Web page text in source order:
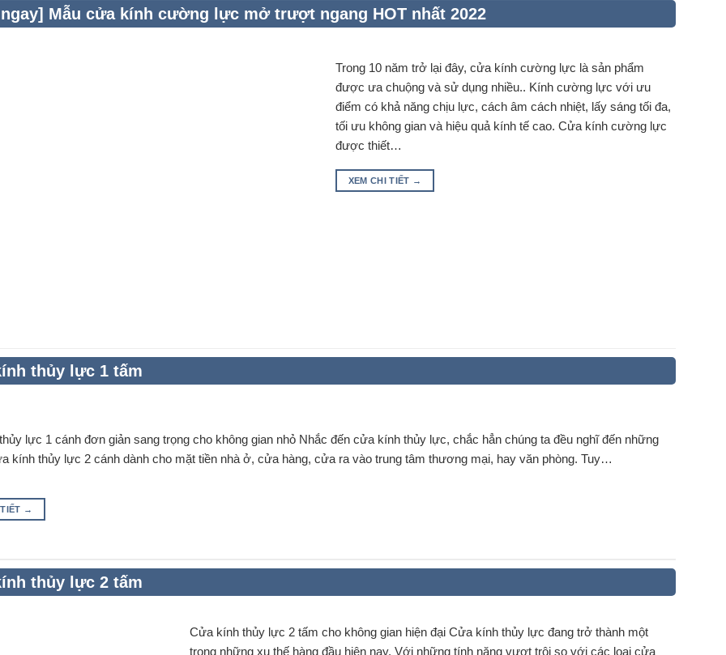
Mẫu cửa kính cường lực mở trượt ngang HOT nhất 2022
Trong 10 năm trở lại đây, cửa kính cường lực là sản phẩm
được ưa chuộng và sử dụng nhiều.. Kính cường lực với ưu
điểm có khả năng chịu lực, cách âm cách nhiệt, lấy sáng tối đa,
tối ưu không gian và hiệu quả kính tế cao. Cửa kính cường lực
được thiết…
XEM CHI TIẾT →
thủy lực 1 tấm
lực 1 cánh đơn giản sang trọng cho không gian nhỏ Nhắc đến cửa kính thủy lực, chắc hẳn chúng ta đều nghĩ đến những
kính thủy lực 2 cánh dành cho mặt tiền nhà ở, cửa hàng, cửa ra vào trung tâm thương mại, hay văn phòng. Tuy…
→
thủy lực 2 tấm
Cửa kính thủy lực 2 tấm cho không gian hiện đại Cửa kính thủy lực đang trở thành một
trong những xu thế hàng đầu hiện nay. Với những tính năng vượt trội so với các loại cửa